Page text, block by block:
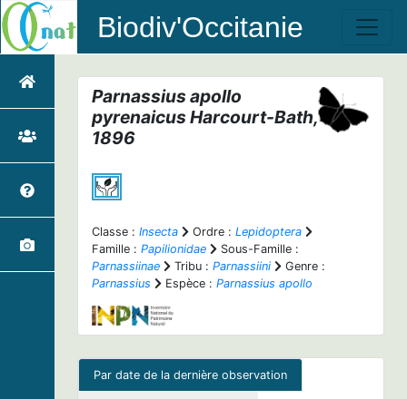
Biodiv'Occitanie
Parnassius apollo
pyrenaicus Harcourt-Bath,
1896
Classe : Insecta Ordre : Lepidoptera
Famille : Papilionidae
Sous-Famille :
Parnassiinae
Tribu : Parnassiini
Genre :
Parnassius
Espèce : Parnassius apollo
Par date de la dernière observation